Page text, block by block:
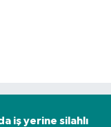
iş yerine silahlı